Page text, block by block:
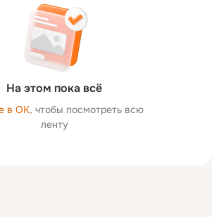
На этом пока всё
в ОК, чтобы посмотреть всю
ленту